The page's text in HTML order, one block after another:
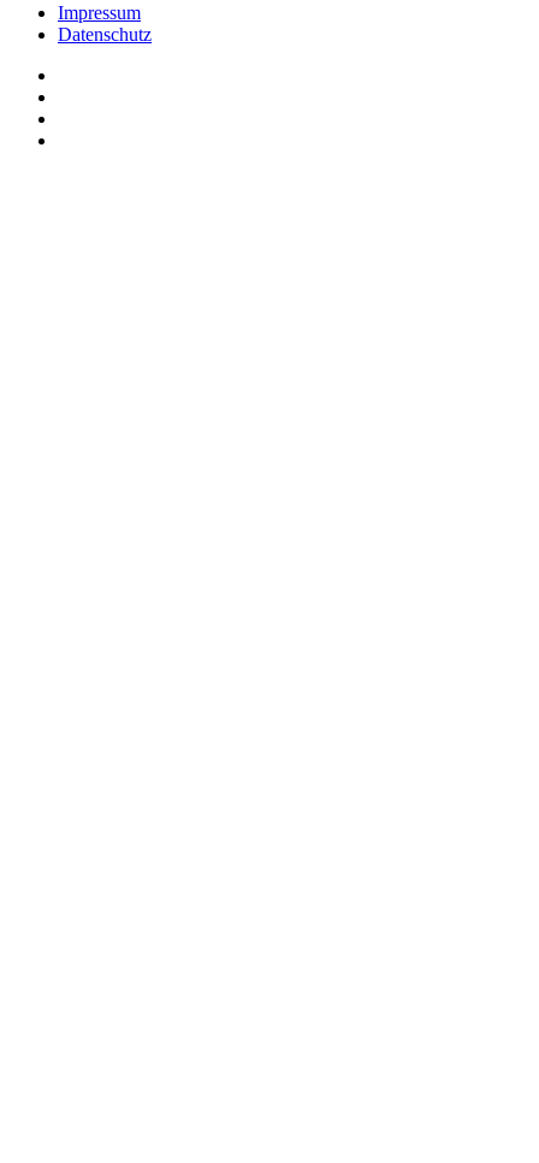
Impressum
Datenschutz